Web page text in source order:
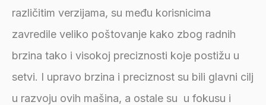
različitim verzijama, su među korisnicima
zavredile veliko poštovanje kako zbog radnih
brzina tako i visokoj preciznosti koje postižu u
setvi. I upravo brzina i preciznost su bili glavni cilj
u razvoju ovih mašina, a ostale su u fokusu i